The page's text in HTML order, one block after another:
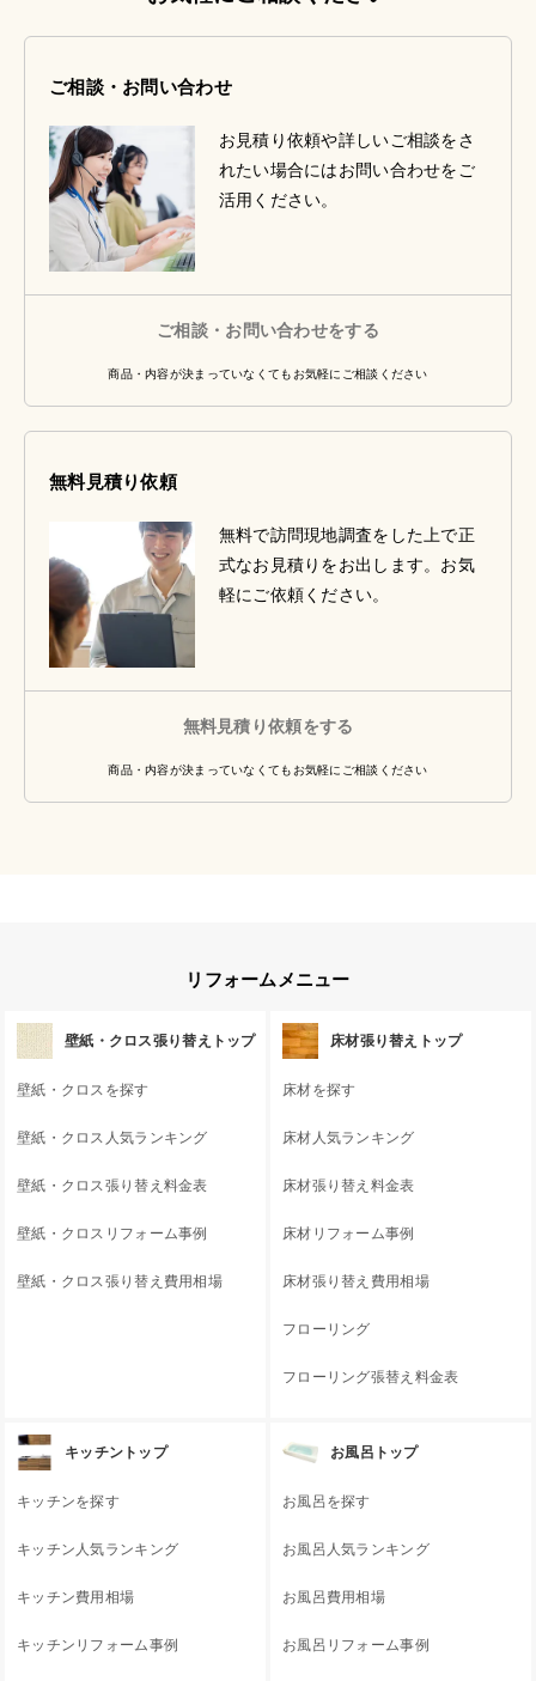
ご相談・お問い合わせ
お見積り依頼や詳しいご相談をさ
れたい場合にはお問い合わせをご
活用ください。
ご相談・お問い合わせをする
商品・内容が決まっていなくてもお気軽にご相談ください
無料見積り依頼
無料で訪問現地調査をした上で正
式なお見積りをお出します。お気
軽にご依頼ください。
無料見積り依頼をする
商品・内容が決まっていなくてもお気軽にご相談ください
リフォームメニュー
壁紙・クロス張り替えトップ
壁紙・クロスを探す
壁紙・クロス人気ランキング
壁紙・クロス張り替え料金表
壁紙・クロスリフォーム事例
壁紙・クロス張り替え費用相場
床材張り替えトップ
床材を探す
床材人気ランキング
床材張り替え料金表
床材リフォーム事例
床材張り替え費用相場
フローリング
フローリング張替え料金表
キッチントップ
キッチンを探す
キッチン人気ランキング
キッチン費用相場
キッチンリフォーム事例
お風呂トップ
お風呂を探す
お風呂人気ランキング
お風呂費用相場
お風呂リフォーム事例